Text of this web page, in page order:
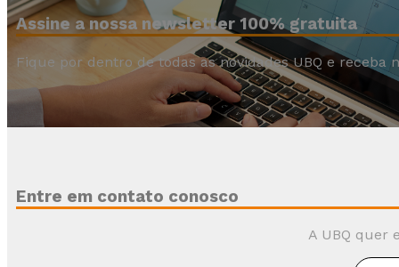
Assine a nossa newsletter 100% gratuita
Fique por dentro de todas as novidades UBQ e receba
Entre em contato conosco
A UBQ quer